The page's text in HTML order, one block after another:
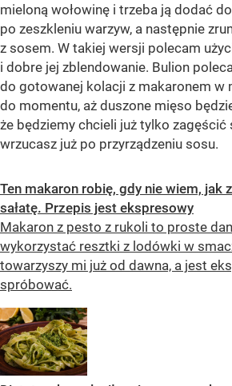
mieloną wołowinę i trzeba ją dodać
po zeszkleniu warzyw, a następnie
z sosem. W takiej wersji polecam
i dobre jej zblendowanie. Bulion
do gotowanej kolacji z makaronem w
do momentu, aż duszone mięso
że będziemy chcieli już tylko zagęścić
wrzucasz już po przyrządzeniu sosu.
Ten makaron robię, gdy nie wiem, jak
sałatę. Przepis jest ekspresowy
Makaron z pesto z rukoli to proste
wykorzystać resztki z lodówki w
towarzyszy mi już od dawna, a jest
spróbować.